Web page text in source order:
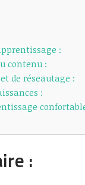
:
contenu :
de réseautage :
:
: